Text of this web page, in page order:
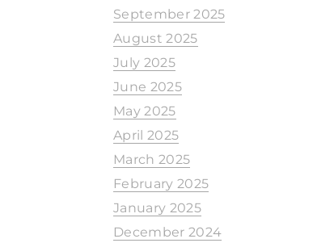
September 2025
August 2025
July 2025
June 2025
May 2025
April 2025
March 2025
February 2025
January 2025
December 2024